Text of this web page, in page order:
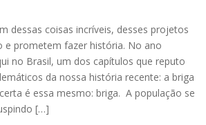
dessas coisas incríveis, desses projetos
e prometem fazer história. No ano
no Brasil, um dos capítulos que reputo
da nossa história recente: a briga
é essa mesmo: briga. A população se
[…]